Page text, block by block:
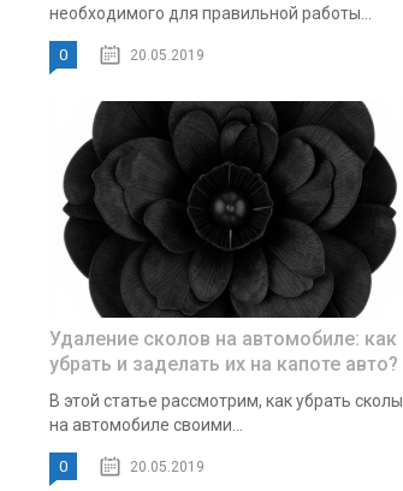
необходимого для правильной работы...
0 20.05.2019
Удаление сколов на автомобиле: как
убрать и заделать их на капоте авто?
В этой ста­тье рас­смот­рим, как убрать ско­лы
на авто­мо­би­ле сво­и­ми...
0 20.05.2019